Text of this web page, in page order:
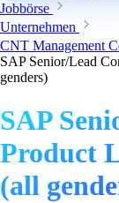
Jobbörse
Unternehmen
CNT Management
SAP Senior/Lead
genders)
SAP
Product
(all